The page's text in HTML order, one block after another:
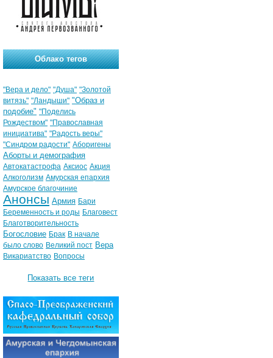
Облако тегов
"Вера и дело" "Душа" "Золотой
витязь" "Ландыши" "Образ и
подобие" "Поделись
Рождеством" "Православная
инициатива" "Радость веры"
"Синдром радости" Аборигены
Аборты и демография
Автокатастрофа Аксиос Акция
Алкоголизм Амурская епархия
Амурское благочиние
Анонсы Армия Бари
Беременность и роды Благовест
Благотворительность
Богословие Брак В начале
было слово Великий пост Вера
Викариатство Вопросы
Показать все теги